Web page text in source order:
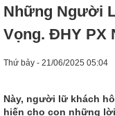
Những Người
Vọng. ĐHY PX
Thứ bảy - 21/06/2025 05:04
Này, người lữ khách
hiến cho con những